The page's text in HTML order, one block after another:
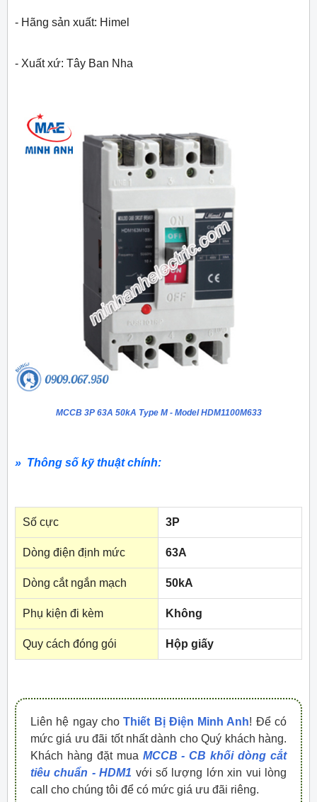
- Hãng sản xuất: Himel
- Xuất xứ: Tây Ban Nha
MCCB 3P 63A 50kA Type M - Model HDM1100M633
» Thông số kỹ thuật chính:
Số cực 3P
Dòng điện định mức 63A
Dòng cắt ngắn mạch 50kA
Phụ kiện đi kèm Không
Quy cách đóng gói Hộp giấy
Liên hệ ngay choThiết Bị Điện Minh Anh! Để có
mức giá ưu đãi tốt nhất dành cho Quý khách hàng.
Khách hàng đặt mua MCCB - CB khối dòng cắt
tiêu chuẩn - HDM1 với số lượng lớn xin vui lòng
call cho chúng tôi để có mức giá ưu đãi riêng.